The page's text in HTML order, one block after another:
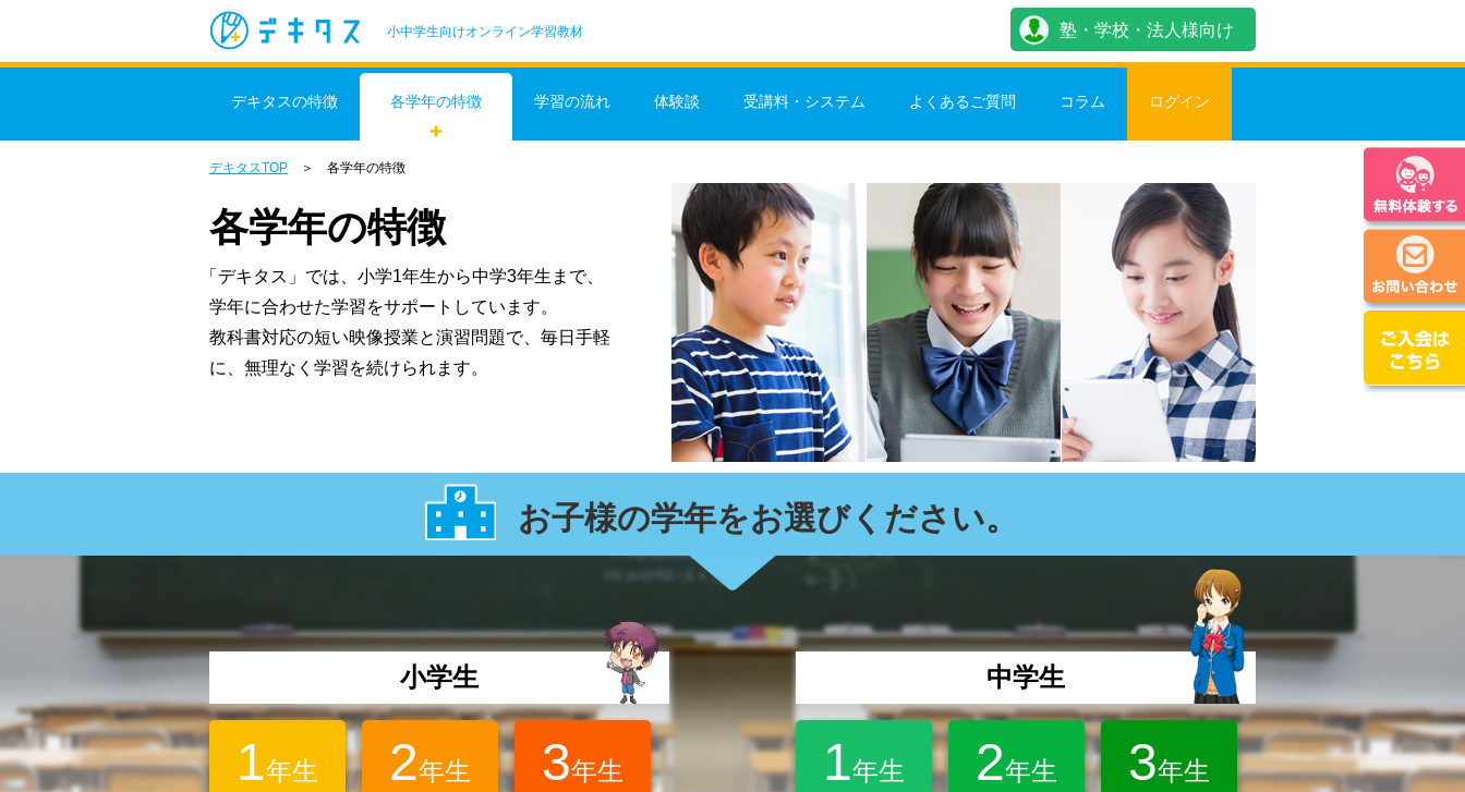
小中学生向けオンライン学習教材 塾・学校・法人様向け
デキタスの特徴 各学年の特徴 学習の流れ 体験談 受講料・システム よくあるご質問 コラム ログイン
デキタスTOP ＞ 各学年の特徴
各学年の特徴
「 デキタス」では、小学1年生から中学3年生まで、
学年に合わせた学習をサポートしています。
教科書対応の短い映像授業と演習問題で、毎日手軽
に、無理なく学習を続けられます。
お子様の学年をお選びください。
小学生
1年生 2年生 3年生
中学生
1年生 2年生 3年生